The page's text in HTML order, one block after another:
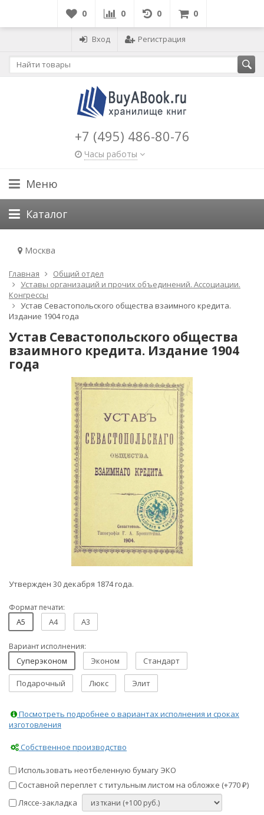
0 0 0 0
Вход Регистрация
+7 (495) 486-80-76
Часы работы
Меню
Каталог
Москва
Главная
Общий отдел
Уставы организаций и прочих объединений. Ассоциации.
Конгрессы
Устав Севастопольского общества взаимного кредита.
Издание 1904 года
Устав Севастопольского общества
взаимного кредита. Издание 1904
года
Утвержден 30 декабря 1874 года.
Формат печати:
A5 A4 A3
Вариант исполнения:
Суперэконом Эконом Стандарт
Подарочный Люкс Элит
Посмотреть подробнее о вариантах исполнения и сроках
изготовления
Собственное производство
Использовать неотбеленную бумагу ЭКО
Составной переплет с титульным листом на обложке (+770 ₽)
Ляссе-закладка